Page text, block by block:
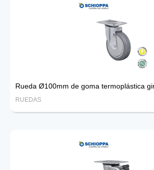
Rueda Ø100mm de goma termoplástica
RUEDAS